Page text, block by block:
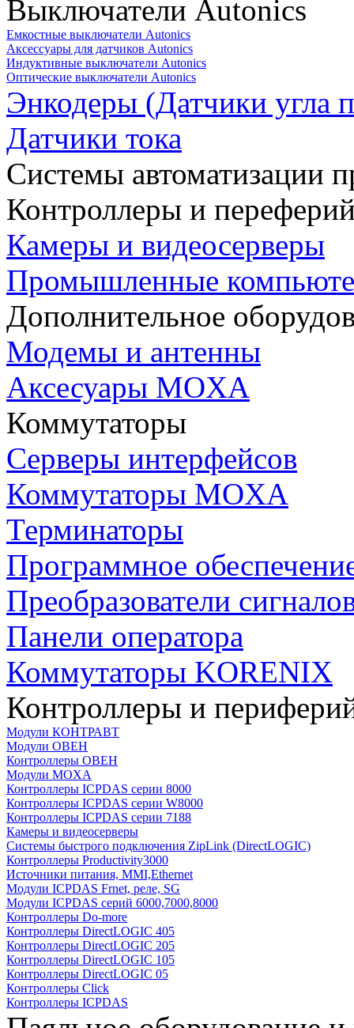
Выключатели Autonics
Емкостные выключатели Autonics
Аксессуары для датчиков Autonics
Индуктивные выключатели Autonics
Оптические выключатели Autonics
Энкодеры (Датчики угла
Датчики тока
Системы автоматизации
Контроллеры и
Камеры и видеосерверы
Промышленные
Дополнительное
Модемы и антенны
Аксесуары MOXA
Коммутаторы
Серверы интерфейсов
Коммутаторы MOXA
Терминаторы
Программное
Преобразователи
Панели оператора
Коммутаторы KORENIX
Контроллеры и
Модули КОНТРАВТ
Модули ОВЕН
Контроллеры ОВЕН
Модули MOXA
Контроллеры ICPDAS серии 8000
Контроллеры ICPDAS серии W8000
Контроллеры ICPDAS серии 7188
Камеры и видеосерверы
Системы быстрого подключения ZipLink (DirectLOGIC)
Контроллеры Productivity3000
Источники питания, MMI,Ethernet
Модули ICPDAS Frnet, реле, SG
Модули ICPDAS серий 6000,7000,8000
Контроллеры Do-more
Контроллеры DirectLOGIC 405
Контроллеры DirectLOGIC 205
Контроллеры DirectLOGIC 105
Контроллеры DirectLOGIC 05
Контроллеры Click
Контроллеры ICPDAS